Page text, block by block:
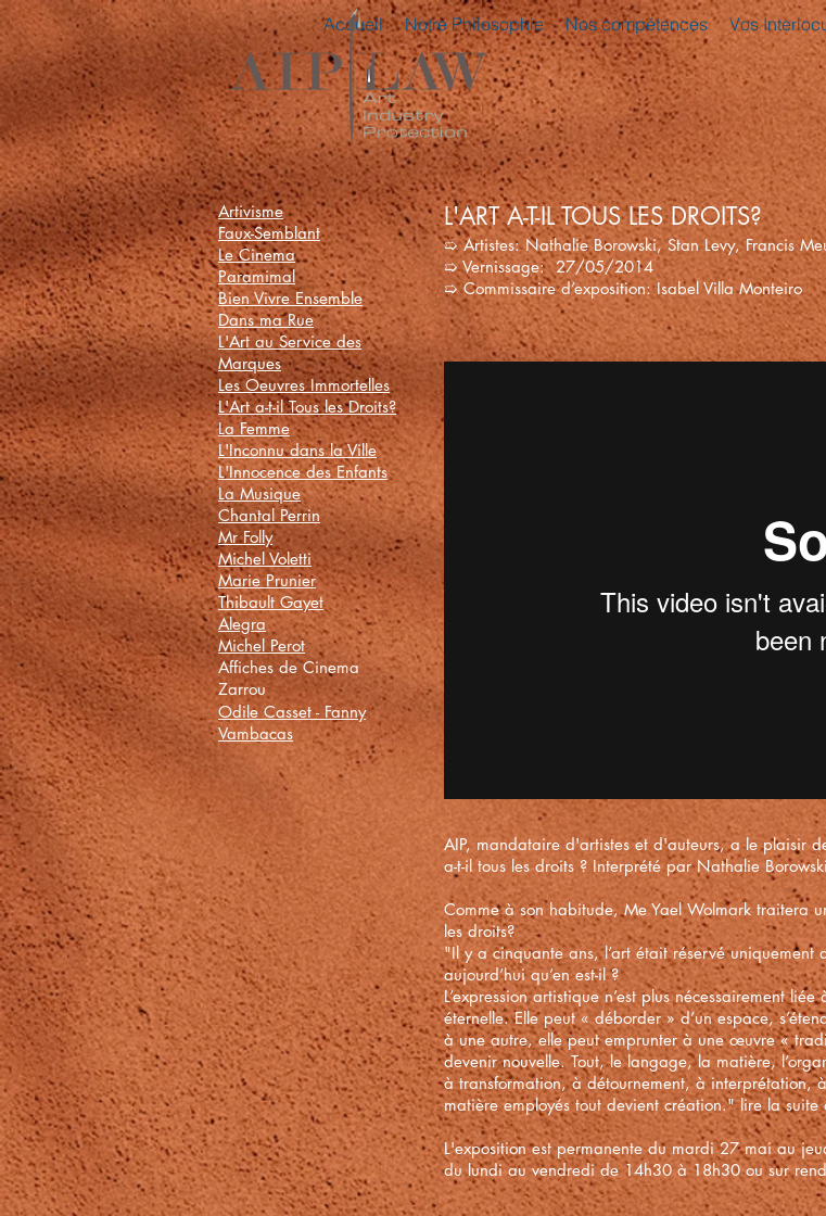
Accueil Notre Philosophie Nos compétences Vos
Artivisme
Faux-Semblant
Le Cinema
Paramimal
Bien Vivre Ensemble
Dans ma Rue
L'Art au Service des
Marques
Les Oeuvres Immortelles
L'Art a-t-il Tous les Droits?
La Femme
L'Inconnu dans la Ville
L'Innocence des Enfants
La Musique
Chantal Perrin
Mr Folly
Michel Voletti
Marie Prunier
Thibault Gayet
Alegra
Michel Perot
Affiches de Cinema
Zarrou
Odile Casset - Fanny
Vambacas
L'ART A-T-IL TOUS LES DROITS?
➯ Artistes: Nathalie Borowski, Stan Levy, Francis
➯ Vernissage: 27/05/2014
➯ Commissaire d’exposition: Isabel Villa Monteiro
AIP, mandataire d'artistes et d'auteurs, a le plaisir
a-t-il tous les droits ? Interprété par Nathalie
Comme à son habitude, Me Yael Wolmark traitera
les droits?
"Il y a cinquante ans, l’art était réservé uniquement
aujourd’hui qu’en est-il ?
L’expression artistique n’est plus nécessairement
éternelle. Elle peut « déborder » d’un espace,
à une autre, elle peut emprunter à une œuvre «
devenir nouvelle. Tout, le langage, la matière,
à transformation, à détournement, à
matière employés tout devient création." lire la
L'exposition est permanente du mardi 27 mai au
du lundi au vendredi de 14h30 à 18h30 ou sur